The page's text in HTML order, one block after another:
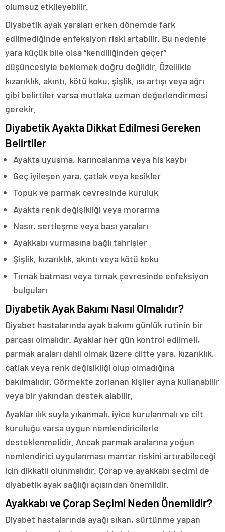
olumsuz etkileyebilir.
Diyabetik ayak yaraları erken dönemde fark
edilmediğinde enfeksiyon riski artabilir. Bu nedenle
yara küçük bile olsa “kendiliğinden geçer”
düşüncesiyle beklemek doğru değildir. Özellikle
kızarıklık, akıntı, kötü koku, şişlik, ısı artışı veya ağrı
gibi belirtiler varsa mutlaka uzman değerlendirmesi
gerekir.
Diyabetik Ayakta Dikkat Edilmesi Gereken
Belirtiler
Ayakta uyuşma, karıncalanma veya his kaybı
Geç iyileşen yara, çatlak veya kesikler
Topuk ve parmak çevresinde kuruluk
Ayakta renk değişikliği veya morarma
Nasır, sertleşme veya bası yaraları
Ayakkabı vurmasına bağlı tahrişler
Şişlik, kızarıklık, akıntı veya kötü koku
Tırnak batması veya tırnak çevresinde enfeksiyon
bulguları
Diyabetik Ayak Bakımı Nasıl Olmalıdır?
Diyabet hastalarında ayak bakımı günlük rutinin bir
parçası olmalıdır. Ayaklar her gün kontrol edilmeli,
parmak araları dahil olmak üzere ciltte yara, kızarıklık,
çatlak veya renk değişikliği olup olmadığına
bakılmalıdır. Görmekte zorlanan kişiler ayna kullanabilir
veya bir yakından destek alabilir.
Ayaklar ılık suyla yıkanmalı, iyice kurulanmalı ve cilt
kuruluğu varsa uygun nemlendiricilerle
desteklenmelidir. Ancak parmak aralarına yoğun
nemlendirici uygulanması mantar riskini artırabileceği
için dikkatli olunmalıdır. Çorap ve ayakkabı seçimi de
diyabetik ayak sağlığı açısından önemlidir.
Ayakkabı ve Çorap Seçimi Neden Önemlidir?
Diyabet hastalarında ayağı sıkan, sürtünme yapan